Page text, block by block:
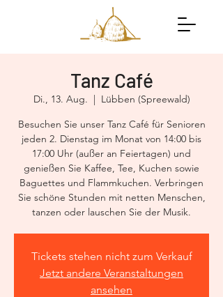
Tanz Café
Di., 13. Aug.
  |
Lübben (Spreewald)
Besuchen Sie unser Tanz Café für Senioren
jeden 2. Dienstag im Monat von 14:00 bis
17:00 Uhr (außer an Feiertagen) und
genießen Sie Kaffee, Tee, Kuchen sowie
Baguettes und Flammkuchen. Verbringen
Sie schöne Stunden mit netten Menschen,
tanzen oder lauschen Sie der Musik.
Tickets stehen nicht zum Verkauf
Jetzt andere Veranstaltungen
ansehen